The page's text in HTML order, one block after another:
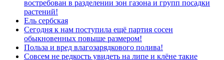
востребован в разделении зон газона и групп посадки
растений!
Ель сербская
Сегодня к нам поступила ещё партия сосен
обыкновенных повыше размером!
Польза и вред влагозарядкового полива!
Совсем не редкость увидеть на липе и клёне такие